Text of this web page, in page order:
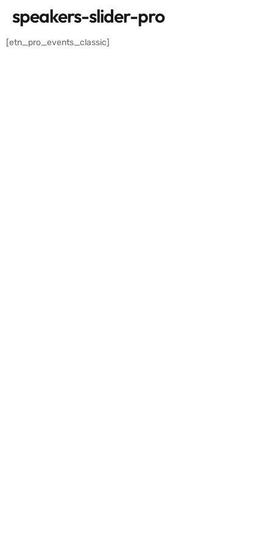
speakers-slider-pro
[etn_pro_events_classic]